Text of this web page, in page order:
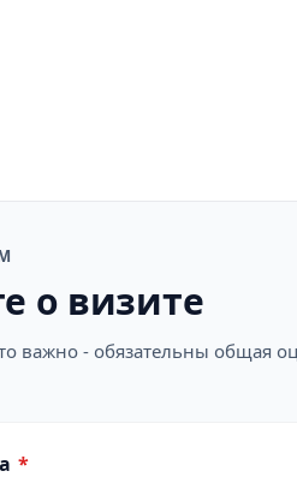
о визите
важно - обязательны общая
*